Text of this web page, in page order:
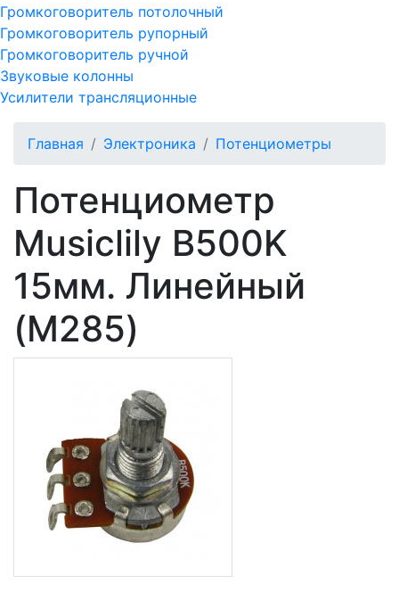
Громкоговоритель потолочный
Громкоговоритель рупорный
Громкоговоритель ручной
Звуковые колонны
Усилители трансляционные
Главная Электроника Потенциометры
Потенциометр
Musiclily B500K
15мм. Линейный
(M285)